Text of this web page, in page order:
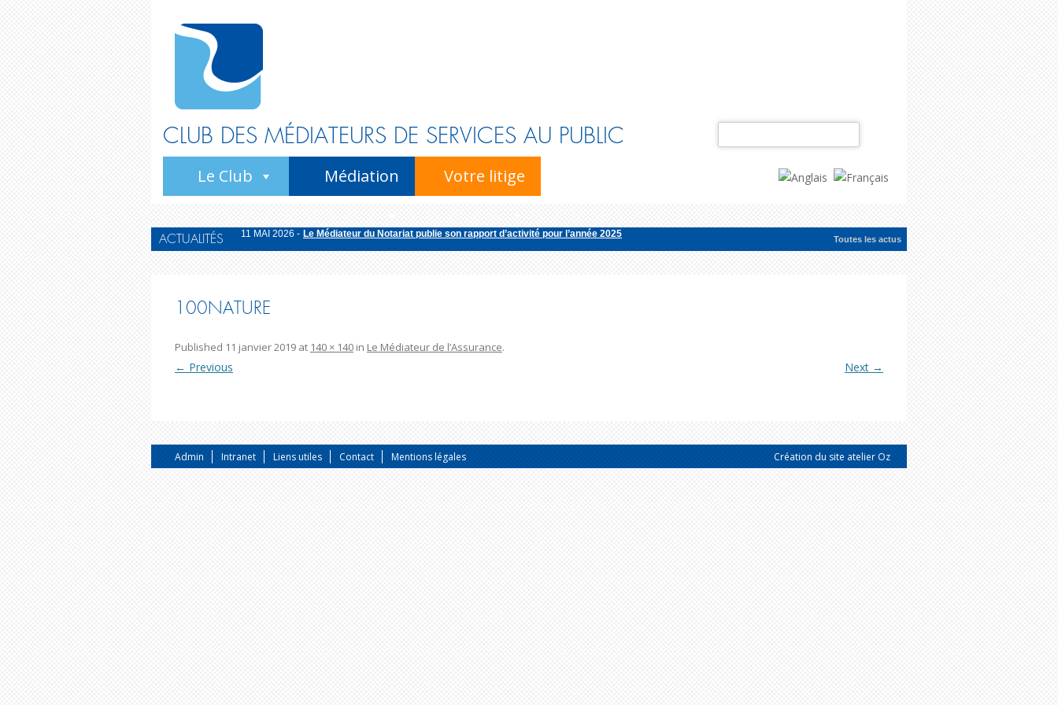
CLUB DES MÉDIATEURS DE SERVICES AU PUBLIC Rechercher :
Skip to content
Le Club Médiation Votre litige
ACTUALITÉS Toutes les actus
100NATURE
Published 11 janvier 2019 at 140 × 140 in Le Médiateur de l’Assurance.
← Previous Next →
Admin Intranet Liens utiles Contact Mentions légales Création du site atelier Oz